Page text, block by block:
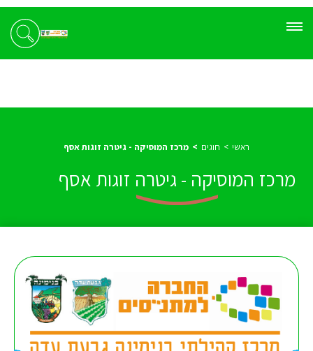
ראשי חוגים מרכז המוסיקה - גיטרה זוגות אסף
מרכז המוסיקה - גיטרה זוגות אסף